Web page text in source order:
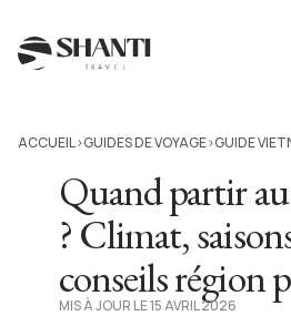
ACCUEIL>GUIDES DE VOYAGE>GUIDE
Quand partir
? Climat,
conseils région
MIS À JOUR LE 15 AVRIL 2026